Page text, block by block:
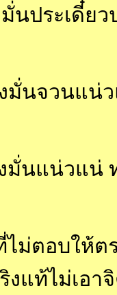
ระเดี๋ยวป
จวนแน่วแ
แน่วแน่ ท
ม่ตอบให้ต
แท้ไม่เอา